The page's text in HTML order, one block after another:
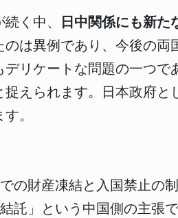
く中、 日中関係にも新た
は異例であり、今後の両
リケートな問題の一つで
えられます。日本政府と
。
財産凍結と入国禁止の制
託」という中国側の主張で